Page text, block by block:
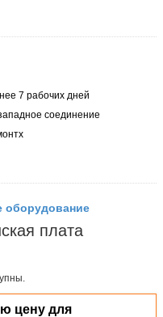
7 рабочих дней
соединение
оборудование
плата
цену для